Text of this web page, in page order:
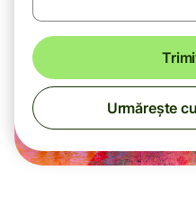
Urmărește